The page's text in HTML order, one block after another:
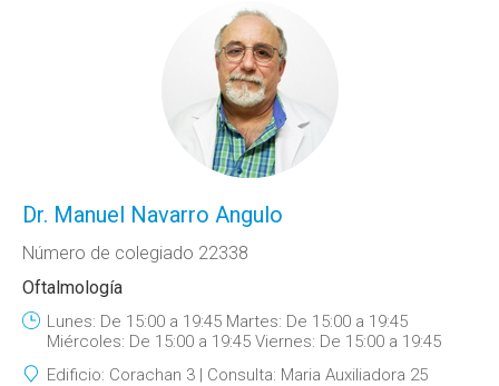
Dr. Manuel Navarro Angulo
Número de colegiado 22338
Oftalmología
Lunes: De 15:00 a 19:45 Martes: De 15:00 a 19:45
Miércoles: De 15:00 a 19:45 Viernes: De 15:00 a 19:45
Edificio: Corachan 3 Consulta: Maria Auxiliadora 25